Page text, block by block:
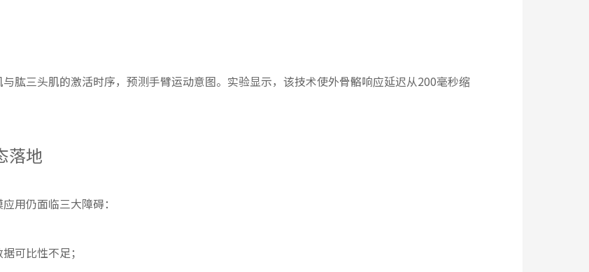
肱三头肌的激活时序，预测手臂运动意图。实验显示，该技术使外骨骼响应延迟从200毫秒缩
落地
用仍面临三大障碍：
可比性不足；